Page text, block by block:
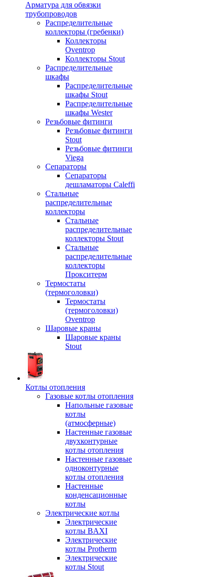
Арматура для обвязки
трубопроводов
Распределительные
коллекторы (гребенки)
Коллекторы
Oventrop
Коллекторы Stout
Распределительные
шкафы
Распределительные
шкафы Stout
Распределительные
шкафы Wester
Резьбовые фитинги
Резьбовые фитинги
Stout
Резьбовые фитинги
Viega
Сепараторы
Сепараторы
дешламаторы Caleffi
Стальные
распределительные
коллекторы
Стальные
распределительные
коллекторы Stout
Стальные
распределительные
коллекторы
Прокситерм
Термостаты
(термоголовки)
Термостаты
(термоголовки)
Oventrop
Шаровые краны
Шаровые краны
Stout
Котлы отопления
Газовые котлы отопления
Напольные газовые
котлы
(атмосферные)
Настенные газовые
двухконтурные
котлы отопления
Настенные газовые
одноконтурные
котлы отопления
Настенные
конденсационные
котлы
Электрические котлы
Электрические
котлы BAXI
Электрические
котлы Protherm
Электрические
котлы Stout